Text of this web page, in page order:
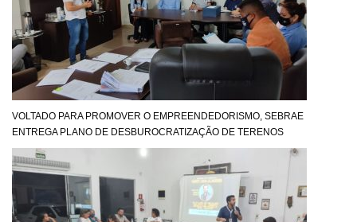
VOLTADO PARA PROMOVER O EMPREENDEDORISMO, SEBRAE
ENTREGA PLANO DE DESBUROCRATIZAÇÃO DE TERENOS